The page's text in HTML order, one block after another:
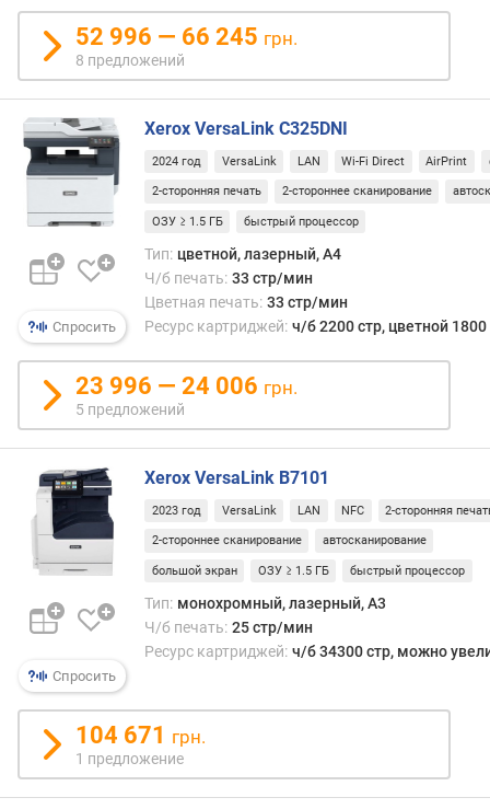
(
с
т
р
/
м
и
н
/
б
е
т
ь
(
с
т
р
/
м
н
)
ц
в
т
52 996 — 66 245 грн.
8 предложений
Спросить
Xerox VersaLink C325DNI
2024 год VersaLink LAN Wi-Fi Direct AirPrint
2-сторонняя печать 2-стороннее сканирование
ОЗУ ≥ 1.5 ГБ быстрый процессор
Тип: цветной, лазерный, A4
Ч/б печать: 33 стр/мин
Цветная печать: 33 стр/мин
Ресурс картриджей: ч/б 2200 стр, цветной
23 996 — 24 006 грн.
5 предложений
Спросить
Xerox VersaLink B7101
2023 год VersaLink LAN NFC 2-сторонняя
2-стороннее сканирование автосканирование
большой экран ОЗУ ≥ 1.5 ГБ быстрый процессор
Тип: монохромный, лазерный, A3
Ч/б печать: 25 стр/мин
Ресурс картриджей: ч/б 34300 стр, можно
104 671 грн.
1 предложение